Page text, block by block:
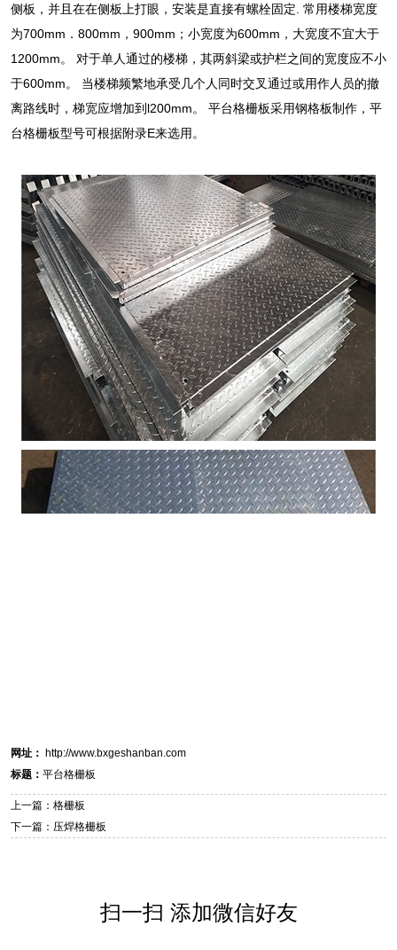
侧板，并且在在侧板上打眼，安装是直接有螺栓固定. 常用楼梯宽度
为700mm．800mm，900mm；小宽度为600mm，大宽度不宜大于
1200mm。 对于单人通过的楼梯，其两斜梁或护栏之间的宽度应不小
于600mm。 当楼梯频繁地承受几个人同时交叉通过或用作人员的撤
离路线时，梯宽应增加到l200mm。 平台格栅板采用钢格板制作，平
台格栅板型号可根据附录E来选用。
网址： http://www.bxgeshanban.com
标题： 平台格栅板
上一篇：格栅板
下一篇：压焊格栅板
扫一扫 添加微信好友